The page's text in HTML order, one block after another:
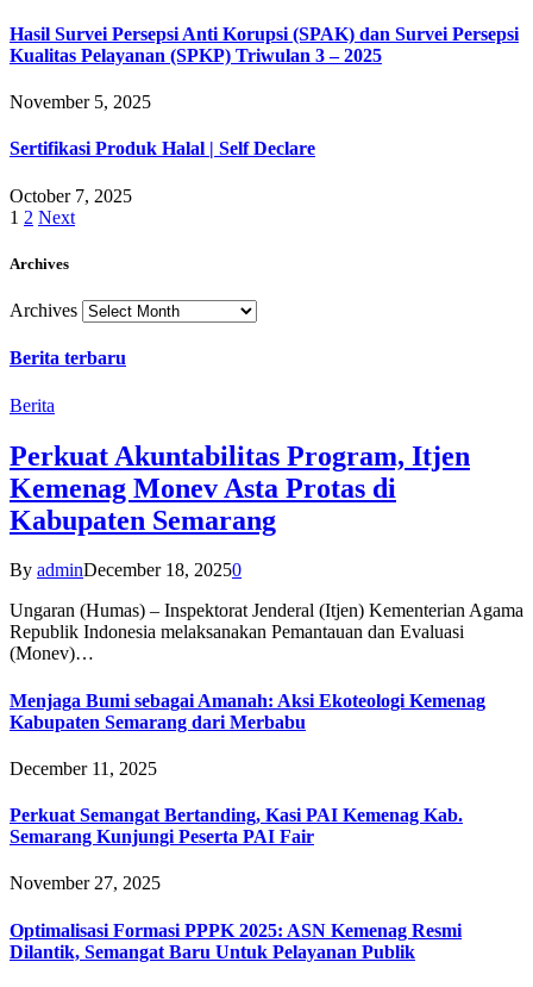
Hasil Survei Persepsi Anti Korupsi (SPAK) dan Survei Persepsi
Kualitas Pelayanan (SPKP) Triwulan 3 – 2025
November 5, 2025
Sertifikasi Produk Halal | Self Declare
October 7, 2025
1 2 Next
Archives
Archives
Berita terbaru
Berita
Perkuat Akuntabilitas Program, Itjen
Kemenag Monev Asta Protas di
Kabupaten Semarang
By adminDecember 18, 20250
Ungaran (Humas) – Inspektorat Jenderal (Itjen) Kementerian Agama
Republik Indonesia melaksanakan Pemantauan dan Evaluasi
(Monev)…
Menjaga Bumi sebagai Amanah: Aksi Ekoteologi Kemenag
Kabupaten Semarang dari Merbabu
December 11, 2025
Perkuat Semangat Bertanding, Kasi PAI Kemenag Kab.
Semarang Kunjungi Peserta PAI Fair
November 27, 2025
Optimalisasi Formasi PPPK 2025: ASN Kemenag Resmi
Dilantik, Semangat Baru Untuk Pelayanan Publik